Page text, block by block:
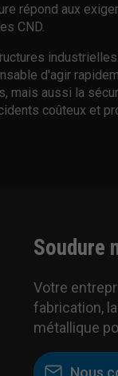
répond aux
CND.
d'agir
mais aussi la
coûteux et
Soudure
Votre
fabrication,
métallique
Nous